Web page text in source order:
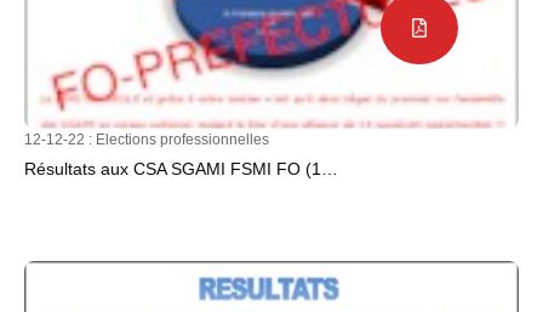
12-12-22 : Elections professionnelles
Résultats aux CSA SGAMI FSMI FO (1…